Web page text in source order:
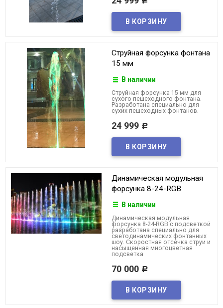
Струйная форсунка фонтана
15 мм
В наличии
Струйная форсунка 15 мм для
сухого пешеходного фонтана.
Разработана специально для
сухих пешеходных фонтанов.
24 999 Р
Динамическая модульная
форсунка 8-24-RGB
В наличии
Динамическая модульная
форсунка 8-24-RGB с подсветкой
разработана специально для
светодинамических фонтанных
шоу. Скоростная отсечка струи и
насыщенная многоцветная
подсветка
70 000 Р